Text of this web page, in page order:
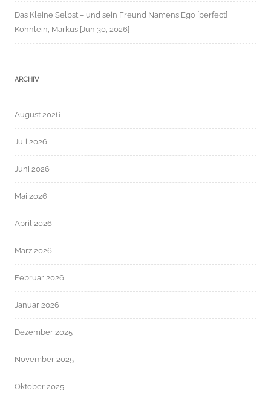
Das Kleine Selbst – und sein Freund Namens Ego [perfect]
Köhnlein, Markus [Jun 30, 2026]
ARCHIV
August 2026
Juli 2026
Juni 2026
Mai 2026
April 2026
März 2026
Februar 2026
Januar 2026
Dezember 2025
November 2025
Oktober 2025